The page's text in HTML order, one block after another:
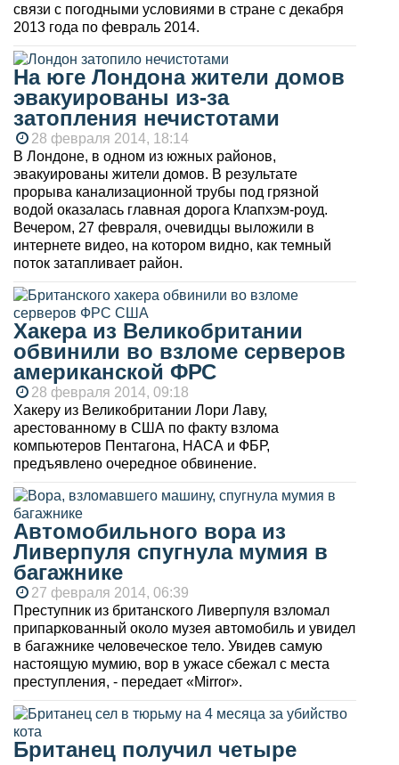
связи с погодными условиями в стране с декабря
2013 года по февраль 2014.
На юге Лондона жители домов
эвакуированы из-за
затопления нечистотами
28 февраля 2014, 18:14
В Лондоне, в одном из южных районов,
эвакуированы жители домов. В результате
прорыва канализационной трубы под грязной
водой оказалась главная дорога Клапхэм-роуд.
Вечером, 27 февраля, очевидцы выложили в
интернете видео, на котором видно, как темный
поток затапливает район.
Хакера из Великобритании
обвинили во взломе серверов
американской ФРС
28 февраля 2014, 09:18
Хакеру из Великобритании Лори Лаву,
арестованному в США по факту взлома
компьютеров Пентагона, НАСА и ФБР,
предъявлено очередное обвинение.
Автомобильного вора из
Ливерпуля спугнула мумия в
багажнике
27 февраля 2014, 06:39
Преступник из британского Ливерпуля взломал
припаркованный около музея автомобиль и увидел
в багажнике человеческое тело. Увидев самую
настоящую мумию, вор в ужасе сбежал с места
преступления, - передает «Mirror».
Британец получил четыре